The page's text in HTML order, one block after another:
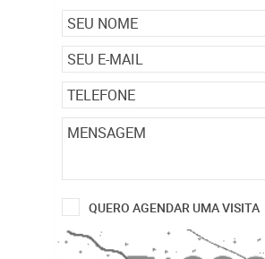
QUERO AGENDAR UMA VISITA